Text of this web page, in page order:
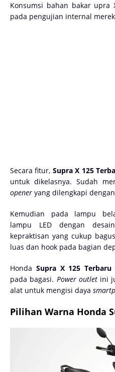
Konsumsi bahan bakar upra
pada pengujian internal
Secara fitur, Supra X 125
untuk dikelasnya. Sudah
opener yang dilengkapi dengan
Kemudian pada lampu
lampu LED dengan
kepraktisan yang cukup
luas dan hook pada bagian
Honda Supra X 125 Terbaru
pada bagasi. Power outletini
alat untuk mengisi daya
Pilihan Warna Honda